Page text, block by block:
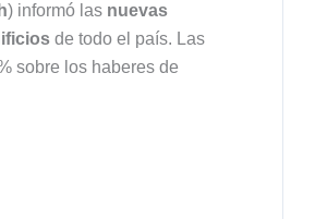
) informó las nuevas
de todo el país. Las
sobre los haberes de